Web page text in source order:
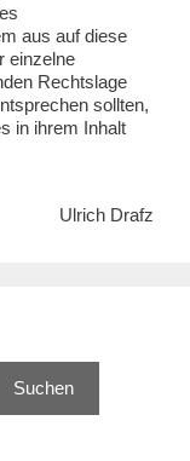
aus auf diese
einzelne
Rechtslage
sollten,
in ihrem Inhalt
Ulrich Drafz
Suchen